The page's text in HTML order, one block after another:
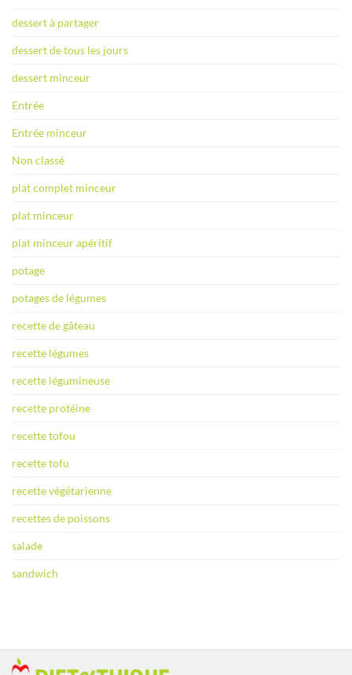
dessert à partager
dessert de tous les jours
dessert minceur
Entrée
Entrée minceur
Non classé
plat complet minceur
plat minceur
plat minceur apéritif
potage
potages de légumes
recette de gâteau
recette légumes
recette légumineuse
recette protéine
recette tofou
recette tofu
recette végétarienne
recettes de poissons
salade
sandwich